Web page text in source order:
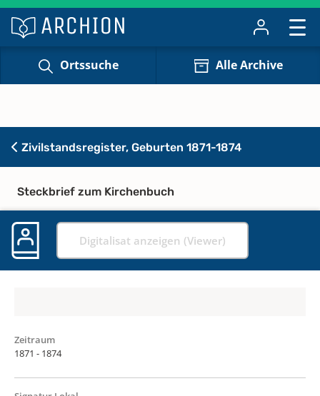
Ortssuche Alle Archive
Zivilstandsregister, Geburten 1871-1874
Steckbrief zum Kirchenbuch
Digitalisat anzeigen (Viewer)
Zeitraum
1871 - 1874